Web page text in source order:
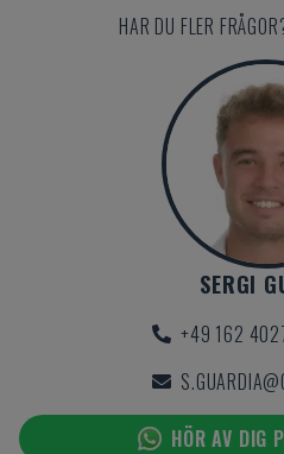
HAR DU FLER
SERGI
+49 162
HÖR AV DIG